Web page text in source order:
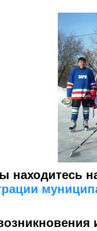
находитесь